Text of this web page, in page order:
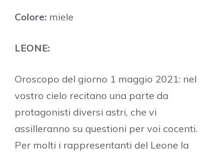
Colore: miele
LEONE:
Oroscopo del giorno 1 maggio 2021: nel
vostro cielo recitano una parte da
protagonisti diversi astri, che vi
assilleranno su questioni per voi cocenti.
Per molti i rappresentanti del Leone la